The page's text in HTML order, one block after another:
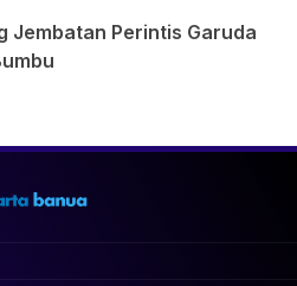
Jembatan Perintis Garuda